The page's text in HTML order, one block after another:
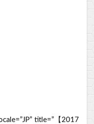
title=”【2017